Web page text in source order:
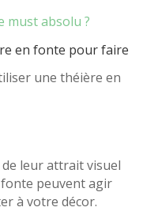
must absolu ?
en fonte pour faire
une théière en
leur attrait visuel
peuvent agir
à votre décor.